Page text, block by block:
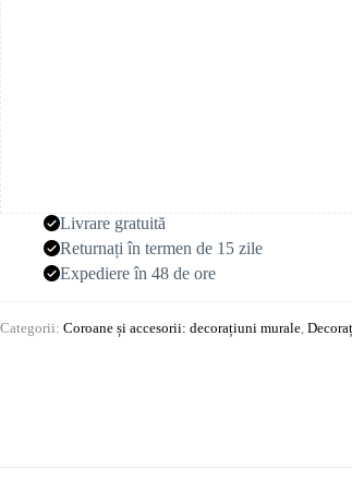
Livrare gratuită
Returnați în termen de 15 zile
Expediere în 48 de ore
Categorii: Coroane și accesorii: decorațiuni murale